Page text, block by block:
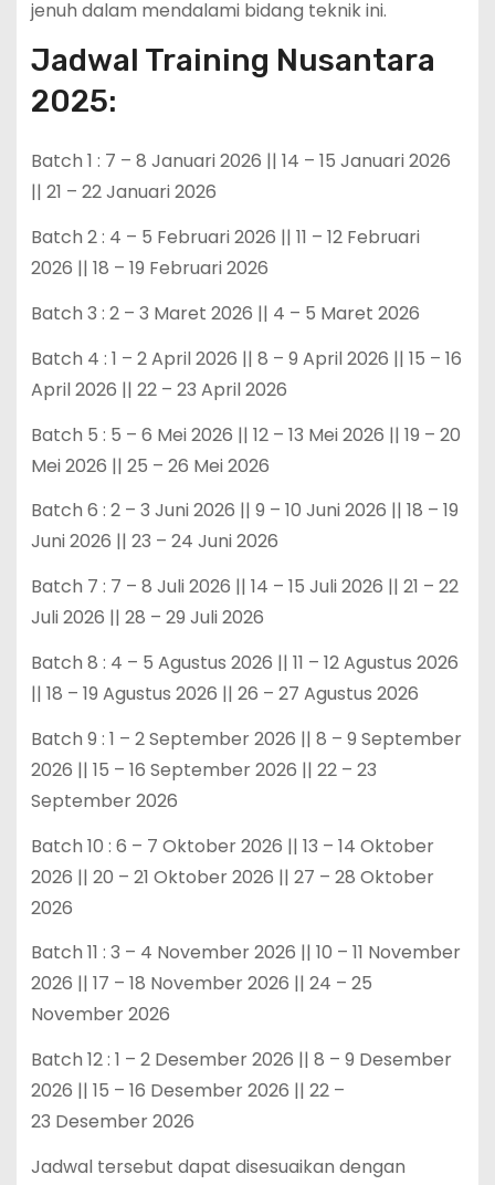
jenuh dalam mendalami bidang teknik ini.
Jadwal Training Nusantara
2025:
Batch 1 : 7 – 8 Januari 2026 || 14 – 15 Januari 2026
|| 21 – 22 Januari 2026
Batch 2 : 4 – 5 Februari 2026 || 11 – 12 Februari
2026 || 18 – 19 Februari 2026
Batch 3 : 2 – 3 Maret 2026 || 4 – 5 Maret 2026
Batch 4 : 1 – 2 April 2026 || 8 – 9 April 2026 || 15 – 16
April 2026 || 22 – 23 April 2026
Batch 5 : 5 – 6 Mei 2026 || 12 – 13 Mei 2026 || 19 – 20
Mei 2026 || 25 – 26 Mei 2026
Batch 6 : 2 – 3 Juni 2026 || 9 – 10 Juni 2026 || 18 – 19
Juni 2026 || 23 – 24 Juni 2026
Batch 7 : 7 – 8 Juli 2026 || 14 – 15 Juli 2026 || 21 – 22
Juli 2026 || 28 – 29 Juli 2026
Batch 8 : 4 – 5 Agustus 2026 || 11 – 12 Agustus 2026
|| 18 – 19 Agustus 2026 || 26 – 27 Agustus 2026
Batch 9 : 1 – 2 September 2026 || 8 – 9 September
2026 || 15 – 16 September 2026 || 22 – 23
September 2026
Batch 10 : 6 – 7 Oktober 2026 || 13 – 14 Oktober
2026 || 20 – 21 Oktober 2026 || 27 – 28 Oktober
2026
Batch 11 : 3 – 4 November 2026 || 10 – 11 November
2026 || 17 – 18 November 2026 || 24 – 25
November 2026
Batch 12 : 1 – 2 Desember 2026 || 8 – 9 Desember
2026 || 15 – 16 Desember 2026 || 22 –
23 Desember 2026
Jadwal tersebut dapat disesuaikan dengan